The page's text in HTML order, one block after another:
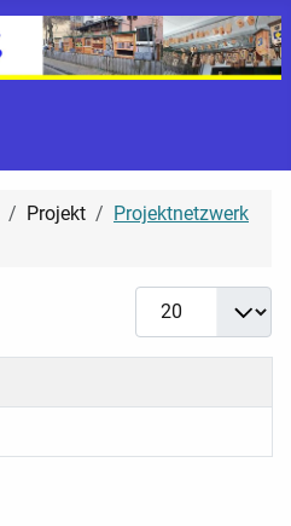
Projekt
Projektnetzwerk
Anzeige #